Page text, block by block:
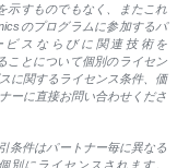
示すものでもなく、またこれ
のプログラムに参加するパ
スならびに関連技術を
ことについて個別のライセン
に関するライセンス条件、価
ーに直接お問い合わせくださ
条件はパートナー毎に異なる
別にライセンスされます。